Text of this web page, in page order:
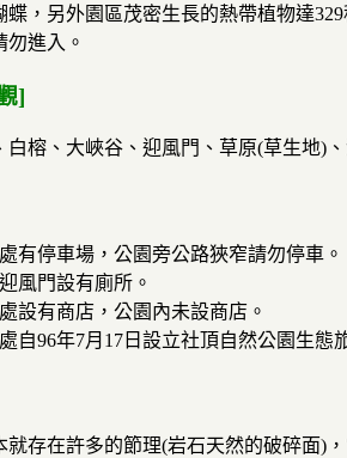
蝶，另外園區茂密生長的熱帶植物達
進入。
]
白榕、大峽谷、迎風門、草原(草生地)
有停車場，公園旁公路狹窄請勿停車。
風門設有廁所。
設有商店，公園內未設商店。
自96年7月17日設立社頂自然公園生
就存在許多的節理(岩石天然的破碎面)